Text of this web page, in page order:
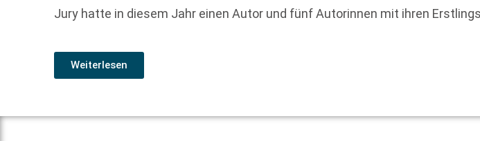
Jury hatte in diesem Jahr einen Autor und fünf Autorinnen mit ihren
Weiterlesen